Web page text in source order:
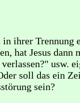
in ihrer Trennung
hat Jesus
usw.
soll das ein
sein?